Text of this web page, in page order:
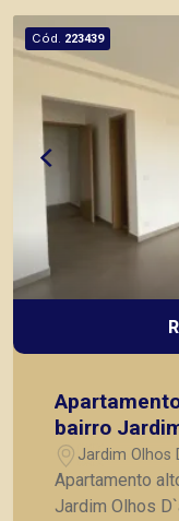
Cód. 223439
bairro
em Ribeirão
Jardim Olhos
Apartamento
Jardim Olhos